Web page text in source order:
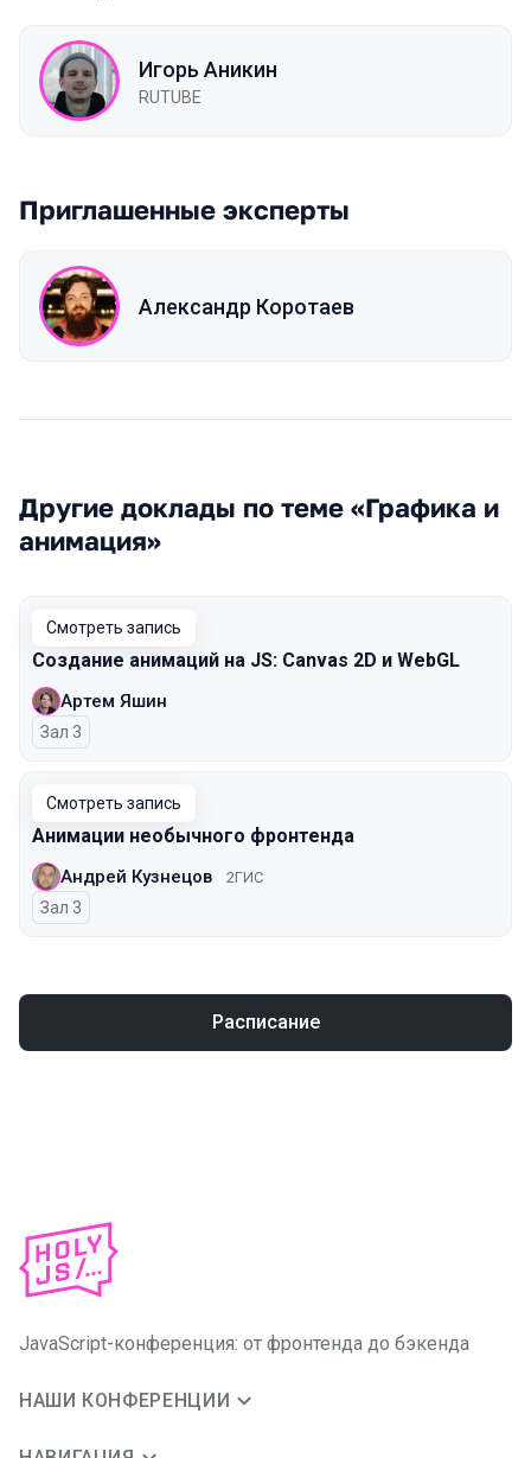
Игорь Аникин
RUTUBE
Приглашенные эксперты
Александр Коротаев
Другие доклады по теме «Графика и
анимация»
Смотреть запись
Создание анимаций на JS: Canvas 2D и WebGL
Артем Яшин
Зал 3
Смотреть запись
Анимации необычного фронтенда
Андрей Кузнецов 2ГИС
Зал 3
Расписание
JavaScript-конференция: от фронтенда до бэкенда
НАШИ КОНФЕРЕНЦИИ